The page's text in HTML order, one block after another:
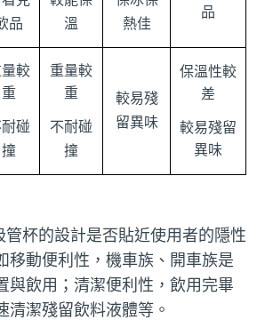
品
溫
熱佳
品
較
重
碰
撞
重量較
重
不耐碰
撞
較易殘
留異味
保溫性較
差
較易殘留
異味
管杯的設計是否貼近使用者的隱性
移動便利性，機車族、開車族是
與飲用；清潔便利性，飲用完畢
清潔殘留飲料液體等。